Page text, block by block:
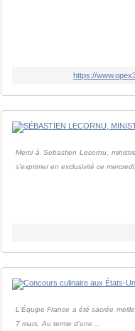
https://
Merci à Sebastien Lecornu,
s'exprimer en exclusivité ce mercredi,
L'Équipe France a été sacrée
7 mars. Au terme d'une ...